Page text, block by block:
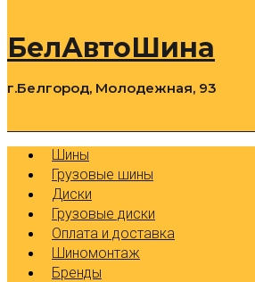
БелАвтоШина
г.Белгород, Молодежная, 93
Шины
Грузовые шины
Диски
Грузовые диски
Оплата и доставка
Шиномонтаж
Бренды